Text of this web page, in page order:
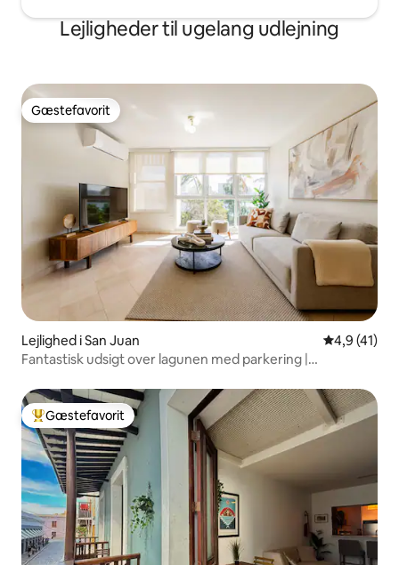
Lejligheder til ugelang udlejning
Gæstefavorit
Gæstefavorit
Lejlighed i San Juan 4,9 ud af 5
4,9 (41)
Fantastisk udsigt over lagunen med parkering |
Bedste gæstefavorit
Gæstefavorit